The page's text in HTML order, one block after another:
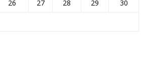
26 27 28 29
30